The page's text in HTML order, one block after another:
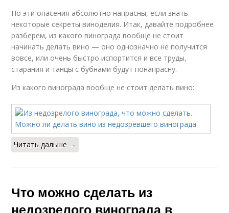
Но эти опасения абсолютно напрасны, если знать
некоторые секреты виноделия. Итак, давайте подробнее
разберем, из какого винограда вообще не стоит
начинать делать вино — оно однозначно не получится
вовсе, или очень быстро испортится и все труды,
старания и танцы с бубнами будут понапрасну.
Из какого винограда вообще не стоит делать вино:
Читать дальше →
Что можно сделать из